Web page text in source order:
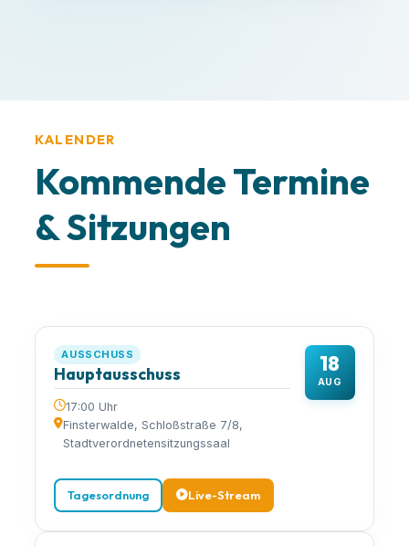
KALENDER
Kommende Termine
& Sitzungen
18
AUG
AUSSCHUSS
Hauptausschuss
17:00 Uhr
Finsterwalde, Schloßstraße 7/8,
Stadtverordnetensitzungssaal
Tagesordnung Live-Stream